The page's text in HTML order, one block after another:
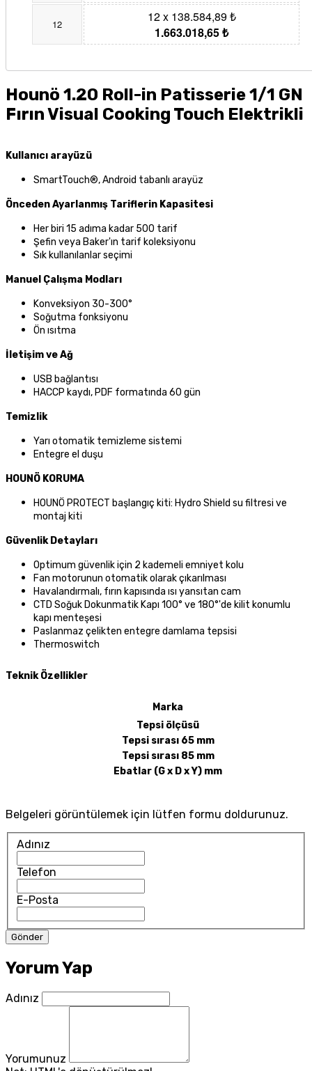
12
12 x 138.584,89 ₺
1.663.018,65 ₺
Hounö 1.20 Roll-in Patisserie 1/1 GN
Fırın Visual Cooking Touch Elektrikli
Kullanıcı arayüzü
SmartTouch®, Android tabanlı arayüz
Önceden Ayarlanmış Tariflerin Kapasitesi
Her biri 15 adıma kadar 500 tarif
Şefin veya Baker'ın tarif koleksiyonu
Sık kullanılanlar seçimi
Manuel Çalışma Modları
Konveksiyon 30-300°
Soğutma fonksiyonu
Ön ısıtma
İletişim ve Ağ
USB bağlantısı
HACCP kaydı, PDF formatında 60 gün
Temizlik
Yarı otomatik temizleme sistemi
Entegre el duşu
HOUNÖ KORUMA
HOUNÖ PROTECT başlangıç kiti: Hydro Shield su filtresi ve
montaj kiti
Güvenlik Detayları
Optimum güvenlik için 2 kademeli emniyet kolu
Fan motorunun otomatik olarak çıkarılması
Havalandırmalı, fırın kapısında ısı yansıtan cam
CTD Soğuk Dokunmatik Kapı 100° ve 180°'de kilit konumlu
kapı menteşesi
Paslanmaz çelikten entegre damlama tepsisi
Thermoswitch
Teknik Özellikler
Marka
Tepsi ölçüsü
Tepsi sırası 65 mm
Tepsi sırası 85 mm
Ebatlar (G x D x Y) mm
Belgeleri görüntülemek için lütfen formu doldurunuz.
Adınız
Telefon
E-Posta
Yorum Yap
Adınız
Yorumunuz